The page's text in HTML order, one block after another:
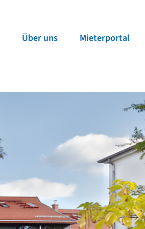
Über uns Mieter­portal